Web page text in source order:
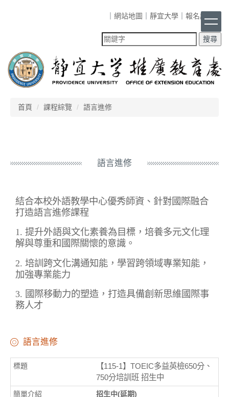
容
區
網站地圖 靜宜大學 報名課程
首頁 課程綜覽 語言進修
語言進修
結合本校外語教學中心優秀師資、針對國際融合
打造語言進修課程
1. 提升外語與文化素養為目標，培養多元文化理
解與尊重和國際關懷的意識。
2. 培訓跨文化溝通知能，學習跨領域專業知能，
加強專業能力
3. 國際移動力的塑造，打造具備創新思維國際事
務人才
語言進修
【115-1】TOEIC多益英檢650分、
750分培訓班 招生中
招生中(延期)